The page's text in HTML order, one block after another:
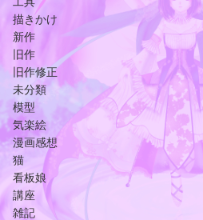
描きかけ
新作
旧作
旧作修正
未分類
模型
気楽絵
漫画感想
猫
看板娘
講座
雑記